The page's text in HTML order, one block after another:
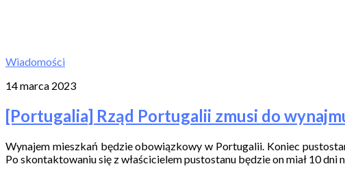
Wiadomości
14 marca 2023
[Portugalia] Rząd Portugalii zmusi do
Wynajem mieszkań będzie obowiązkowy w Portugalii. Koniec
Po skontaktowaniu się z właścicielem pustostanu będzie on miał 10 dni